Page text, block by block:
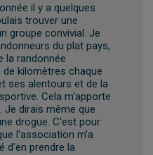
il y a quelques
trouver une
groupe convivial. Je
du plat pays,
la randonnée
kilomètres chaque
ses alentours et de la
Cela m'apporte
Je dirais même que
drogue. C'est pour
l'association m'a
d'en prendre la